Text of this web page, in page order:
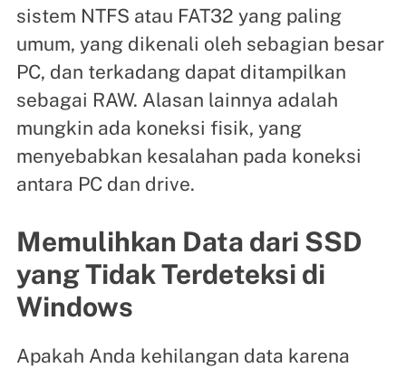
sistem NTFS atau FAT32 yang paling
umum, yang dikenali oleh sebagian besar
PC, dan terkadang dapat ditampilkan
sebagai RAW. Alasan lainnya adalah
mungkin ada koneksi fisik, yang
menyebabkan kesalahan pada koneksi
antara PC dan drive.
Memulihkan Data dari SSD
yang Tidak Terdeteksi di
Windows
Apakah Anda kehilangan data karena